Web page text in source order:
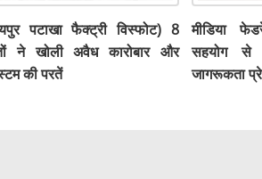
पटाखा फैक्ट्री विस्फोट) 8
ने खोली अवैध कारोबार और
की परतें
मीडिया
सहयोग से
जागरूकता